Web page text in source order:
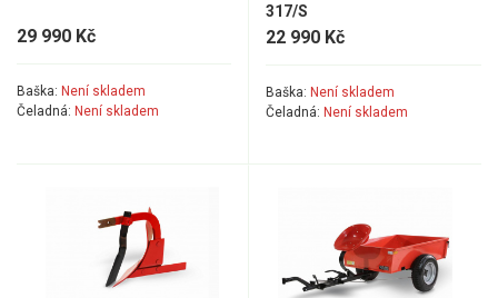
29 990 Kč
Baška: Není skladem
Čeladná: Není skladem
317/S
22 990 Kč
Baška: Není skladem
Čeladná: Není skladem